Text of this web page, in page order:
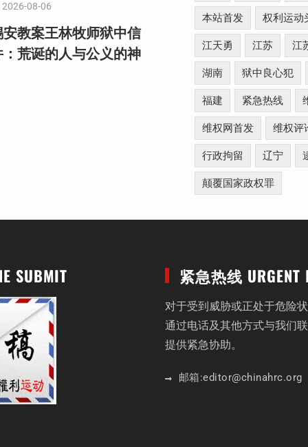
2026-08-06
安教案王林牧师狱中信
：荒诞的人与公义的神
本站首发 权利运动
江天勇 江苏 江
湖南 狱中良心犯
福建 紧急热线
维权网首发 维权评
行政拘留 辽宁
颠覆国家政权罪
SUBMIT 紧急热线 URGENT
对于受到威胁或正处于危险
通过电话及其他方式与我们
提供紧急协助。
邮箱:editor@chinahrc.org